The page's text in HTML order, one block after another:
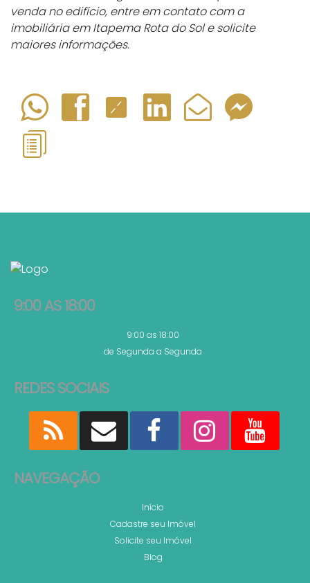
venda no edifício, entre em contato com a
imobiliária em Itapema Rota do Sol e solicite
maiores informações.
9:00 AS 18:00
9:00 as 18:00
de Segunda a Segunda
REDES SOCIAIS
NAVEGAÇÃO
Início
Cadastre seu Imóvel
Solicite seu Imóvel
Blog